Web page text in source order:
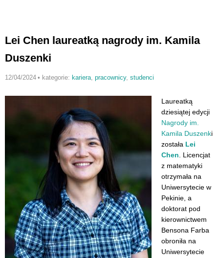
Lei Chen laureatką nagrody im. Kamila
Duszenki
12/04/2024 • kategorie: kariera, pracownicy, studenci
Laureatką
dziesiątej edycji
Nagrody im.
Kamila Duszenki
została Lei
Chen. Licencjat
z matematyki
otrzymała na
Uniwersytecie w
Pekinie, a
doktorat pod
kierownictwem
Bensona Farba
obroniła na
Uniwersytecie